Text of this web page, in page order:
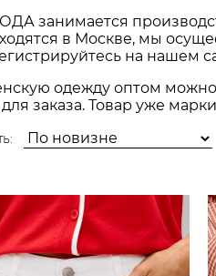
занимается
в Москве, мы
на нашем
одежду оптом
заказа. Товар уже